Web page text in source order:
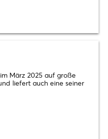
März 2025 auf große
liefert auch eine seiner